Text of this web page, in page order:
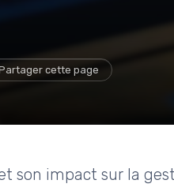
cette page
son impact sur la